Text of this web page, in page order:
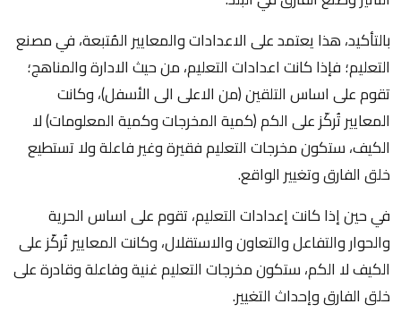
بالتأكيد، هذا يعتمد على الاعدادات والمعايير المُتبعة، في مصنع
التعليم؛ فإذا كانت اعدادات التعليم، من حيث الادارة والمناهج؛
تقوم على اساس التلقين (من الاعلى الى الأسفل)، وكانت
المعايير تُركّز على الكم (كمية المخرجات وكمية المعلومات) لا
الكيف، ستكون مخرجات التعليم فقيرة وغير فاعلة ولا تستطيع
خلق الفارق وتغيير الواقع.
في حين إذا كانت إعدادات التعليم، تقوم على اساس الحرية
والحوار والتفاعل والتعاون والاستقلال، وكانت المعايير تُركّز على
الكيف لا الكم، ستكون مخرجات التعليم غنية وفاعلة وقادرة على
خلق الفارق وإحداث التغيير.